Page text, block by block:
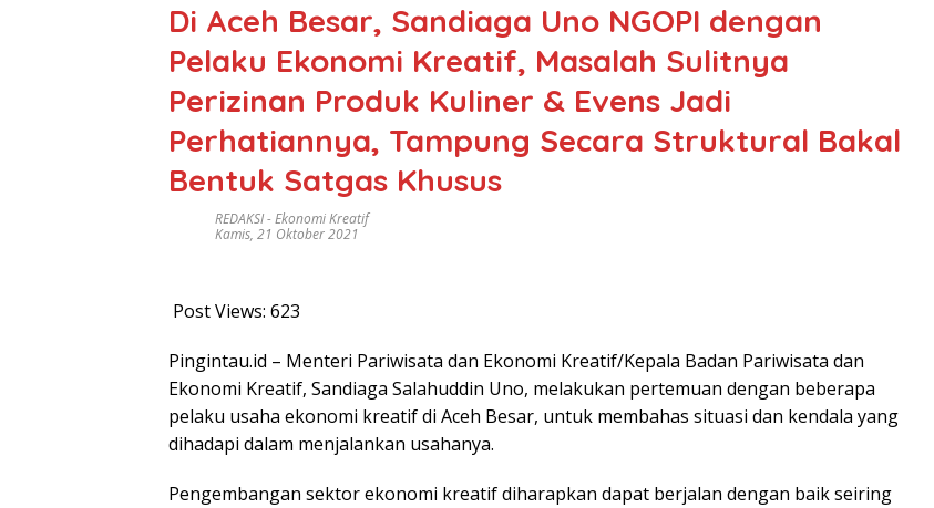
Di Aceh Besar, Sandiaga Uno NGOPI dengan
Pelaku Ekonomi Kreatif, Masalah Sulitnya
Perizinan Produk Kuliner & Evens Jadi
Perhatiannya, Tampung Secara Struktural Bakal
Bentuk Satgas Khusus
REDAKSI-Ekonomi Kreatif
Kamis, 21 Oktober 2021
Post Views: 623
Pingintau.id – Menteri Pariwisata dan Ekonomi Kreatif/Kepala Badan Pariwisata dan
Ekonomi Kreatif, Sandiaga Salahuddin Uno, melakukan pertemuan dengan beberapa
pelaku usaha ekonomi kreatif di Aceh Besar, untuk membahas situasi dan kendala yang
dihadapi dalam menjalankan usahanya.
Pengembangan sektor ekonomi kreatif diharapkan dapat berjalan dengan baik seiring